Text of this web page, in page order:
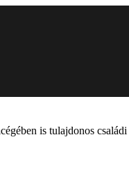
is tulajdonos